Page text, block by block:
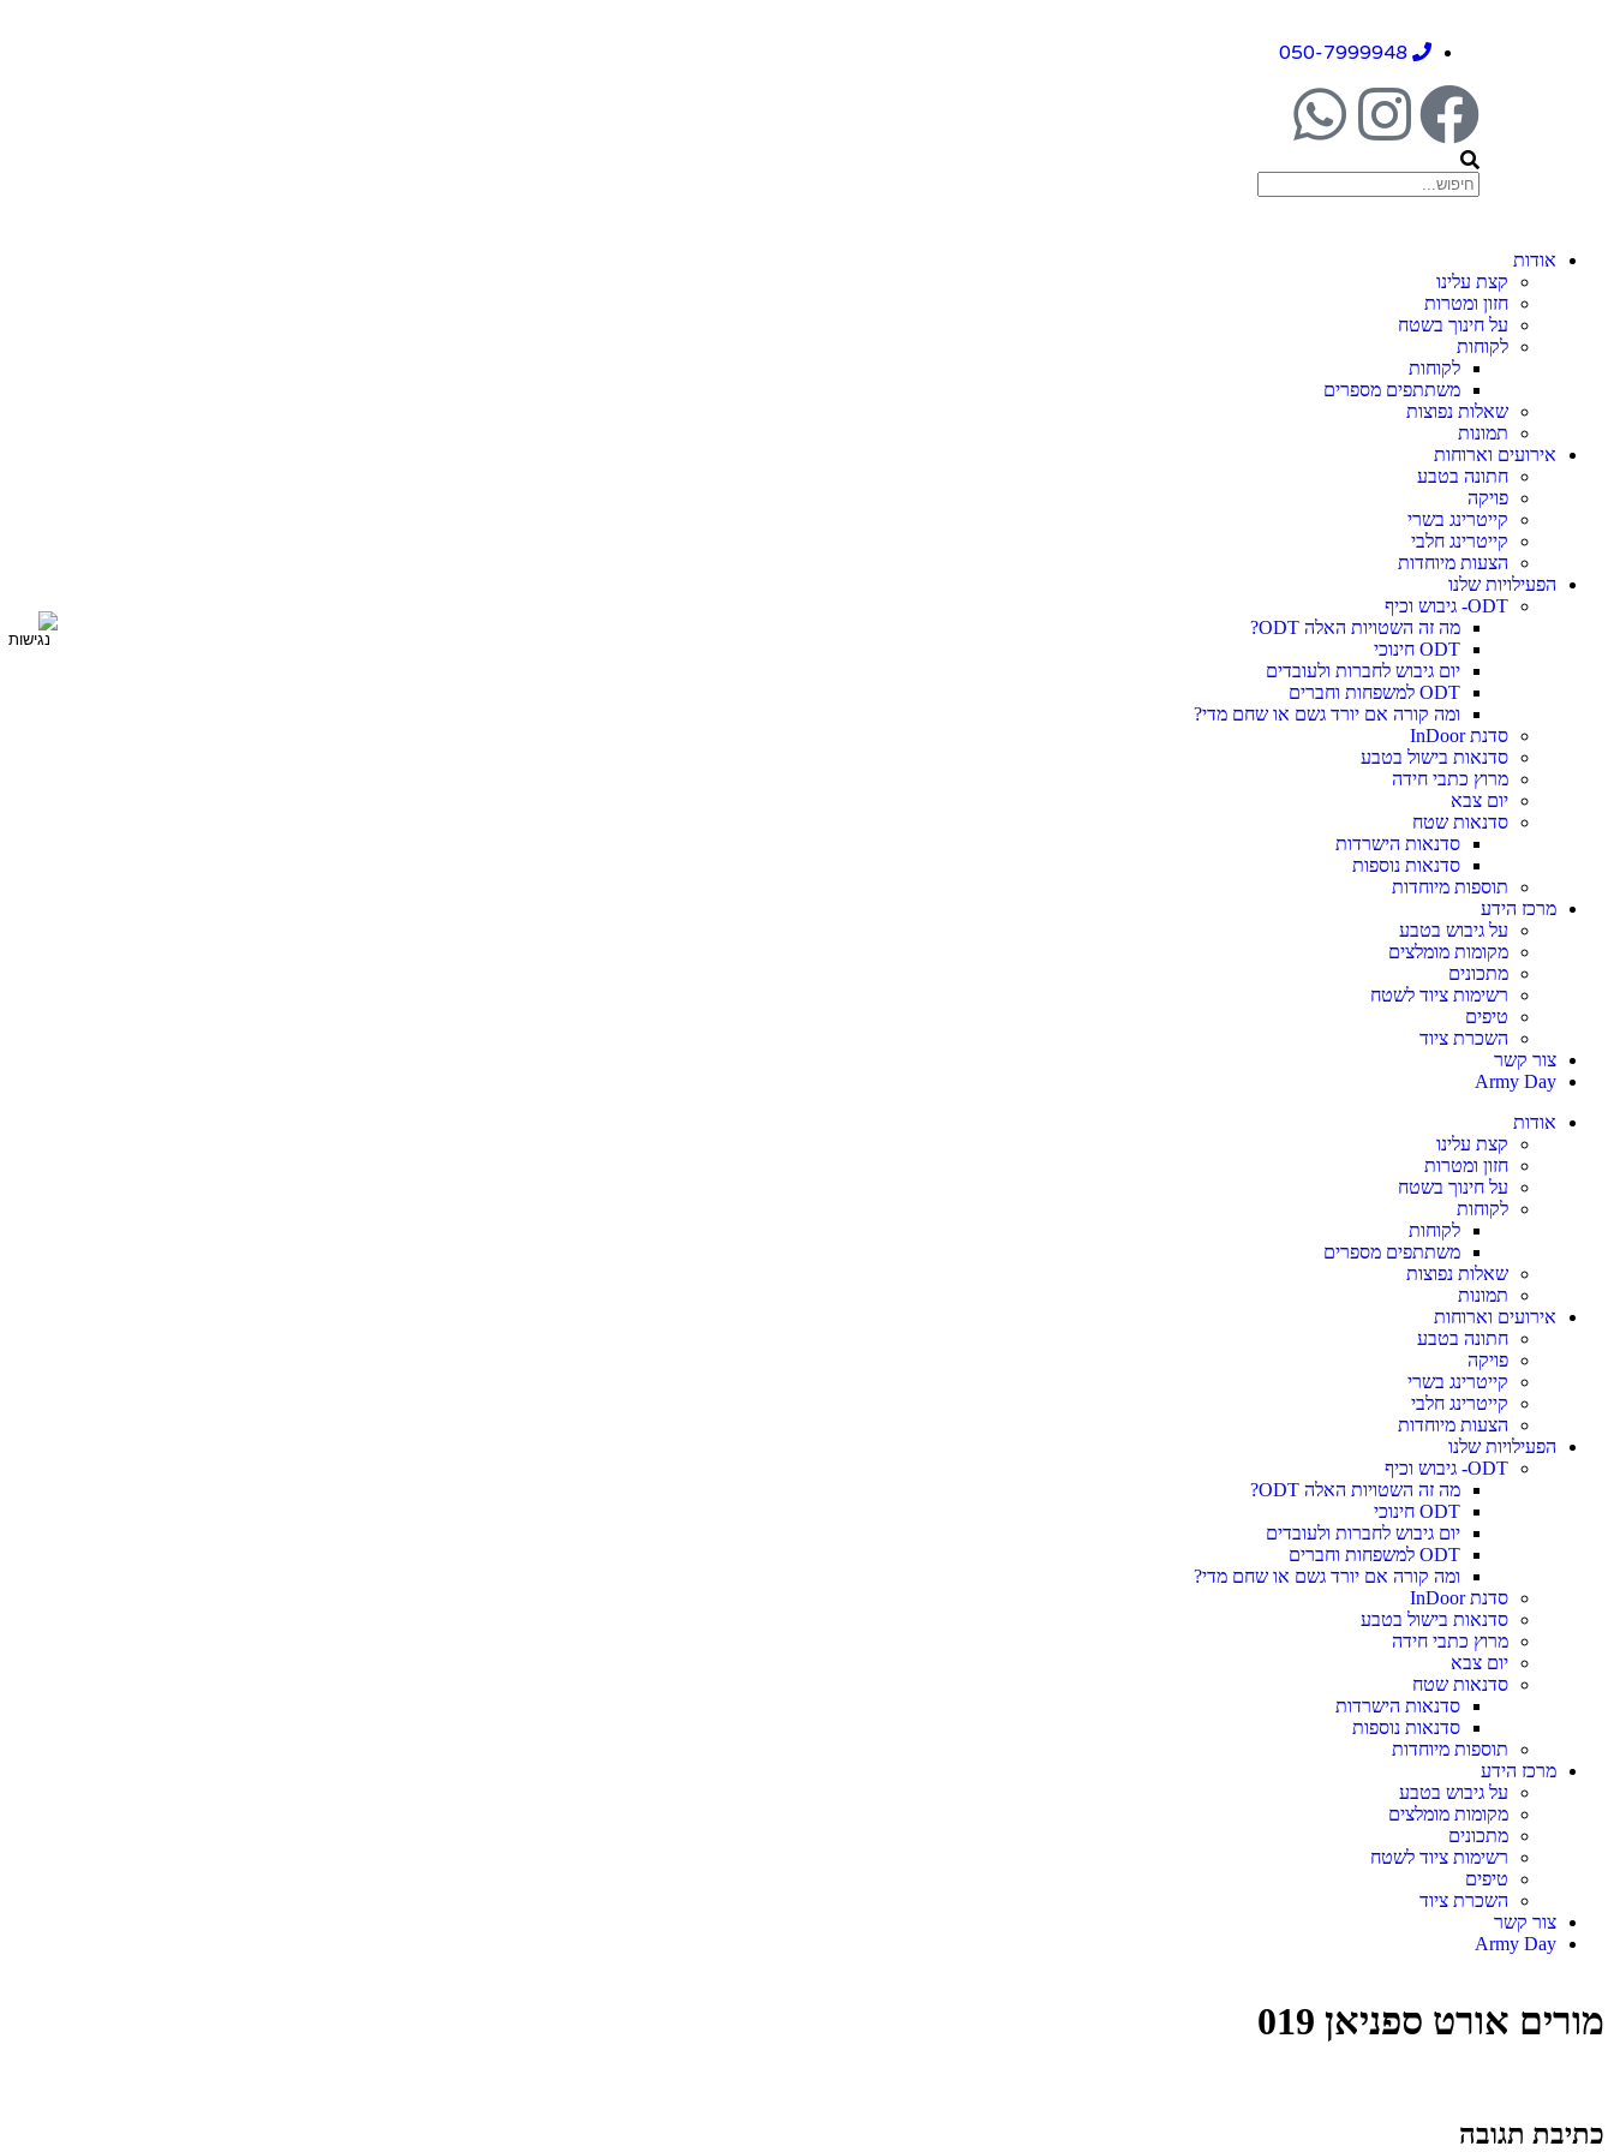
050-7999948
אודות
קצת עלינו
חזון ומטרות
על חינוך בשטח
לקוחות
לקוחות
משתתפים מספרים
שאלות נפוצות
תמונות
אירועים וארוחות
חתונה בטבע
פויקה
קייטרינג בשרי
קייטרינג חלבי
הצעות מיוחדות
הפעילויות שלנו
ODT- גיבוש וכיף
מה זה השטויות האלה ODT?
ODT חינוכי
יום גיבוש לחברות ולעובדים
ODT למשפחות וחברים
ומה קורה אם יורד גשם או שחם מדי?
סדנת InDoor
סדנאות בישול בטבע
מרוץ כתבי חידה
יום צבא
סדנאות שטח
סדנאות הישרדות
סדנאות נוספות
תוספות מיוחדות
מרכז הידע
על גיבוש בטבע
מקומות מומלצים
מתכונים
רשימות ציוד לשטח
טיפים
השכרת ציוד
צור קשר
Army Day
אודות
קצת עלינו
חזון ומטרות
על חינוך בשטח
לקוחות
לקוחות
משתתפים מספרים
שאלות נפוצות
תמונות
אירועים וארוחות
חתונה בטבע
פויקה
קייטרינג בשרי
קייטרינג חלבי
הצעות מיוחדות
הפעילויות שלנו
ODT- גיבוש וכיף
מה זה השטויות האלה ODT?
ODT חינוכי
יום גיבוש לחברות ולעובדים
ODT למשפחות וחברים
ומה קורה אם יורד גשם או שחם מדי?
סדנת InDoor
סדנאות בישול בטבע
מרוץ כתבי חידה
יום צבא
סדנאות שטח
סדנאות הישרדות
סדנאות נוספות
תוספות מיוחדות
מרכז הידע
על גיבוש בטבע
מקומות מומלצים
מתכונים
רשימות ציוד לשטח
טיפים
השכרת ציוד
צור קשר
Army Day
מורים אורט ספניאן 019
כתיבת תגובה